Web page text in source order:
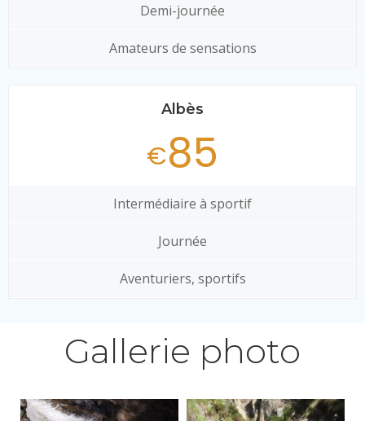
Demi-journée
Amateurs de sensations
Albès
€85
Intermédiaire à sportif
Journée
Aventuriers, sportifs
Gallerie photo